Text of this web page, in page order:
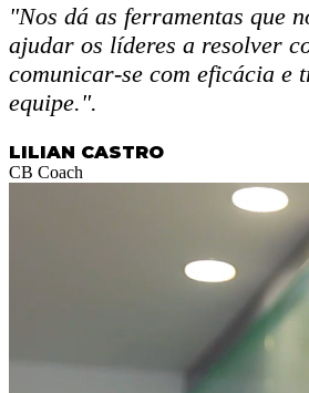
"Nos dá as ferramentas que
ajudar os líderes a resolver
comunicar-se com eficácia e
equipe.".
LILIAN CASTRO
CB Coach